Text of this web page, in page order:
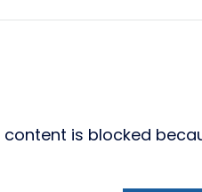
content is blocked